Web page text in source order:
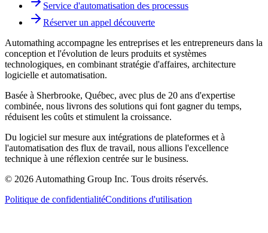
Service d'automatisation des processus
Réserver un appel découverte
Automathing accompagne les entreprises et les entrepreneurs dans la
conception et l'évolution de leurs produits et systèmes
technologiques, en combinant stratégie d'affaires, architecture
logicielle et automatisation.
Basée à Sherbrooke, Québec, avec plus de 20 ans d'expertise
combinée, nous livrons des solutions qui font gagner du temps,
réduisent les coûts et stimulent la croissance.
Du logiciel sur mesure aux intégrations de plateformes et à
l'automatisation des flux de travail, nous allions l'excellence
technique à une réflexion centrée sur le business.
© 2026 Automathing Group Inc. Tous droits réservés.
Politique de confidentialitéConditions d'utilisation